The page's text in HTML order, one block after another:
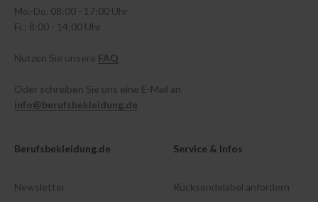
Mo.-Do. 08:00 - 17:00 Uhr
Fr.: 8:00 - 14:00 Uhr
Nutzen Sie unsere FAQ
Oder schreiben Sie uns eine E-Mail an
info@berufsbekleidung.de
Berufsbekleidung.de
Newsletter
Service & Infos
Rücksendelabel anfordern